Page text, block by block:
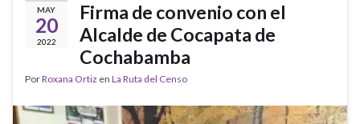
MAY
20
2022
Firma de convenio con el
Alcalde de Cocapata de
Cochabamba
PorRoxana Ortiz en La Ruta del Censo